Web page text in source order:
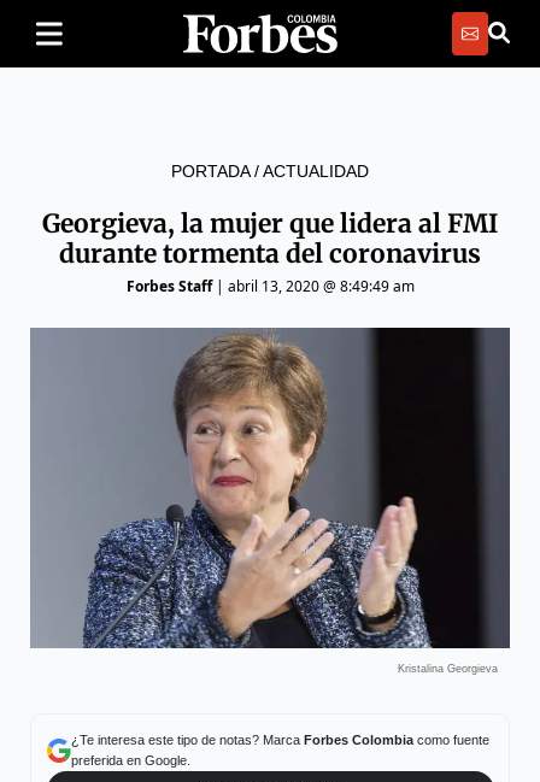
PORTADA/ACTUALIDAD
Georgieva, la mujer que lidera al FMI
durante tormenta del coronavirus
Forbes Staff| abril 13, 2020 @ 8:49:49 am
Kristalina Georgieva
¿Te interesa este tipo de notas? Marca Forbes Colombiacomo fuente
preferida en Google.